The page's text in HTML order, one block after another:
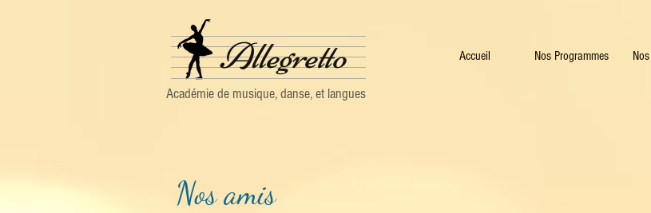
Allegretto Accueil Nos Programmes
Académie de musique, danse, et langues
Nos amis